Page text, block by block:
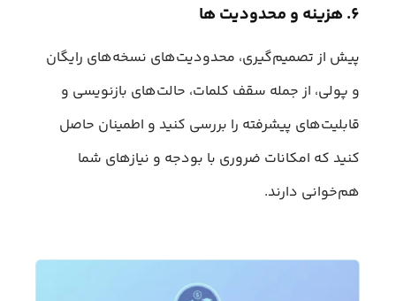
۶. هزینه و محدودیت ها
پیش از تصمیم‌گیری، محدودیت‌های نسخه‌های رایگان
و پولی، از جمله سقف کلمات، حالت‌های بازنویسی و
قابلیت‌های پیشرفته را بررسی کنید و اطمینان حاصل
کنید که امکانات ضروری با بودجه و نیازهای شما
هم‌خوانی دارند.